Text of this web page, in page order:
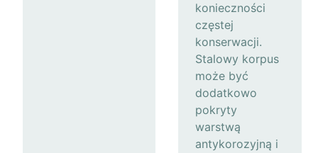
konieczności
częstej
konserwacji.
Stalowy korpus
może być
dodatkowo
pokryty
warstwą
antykorozyjną i